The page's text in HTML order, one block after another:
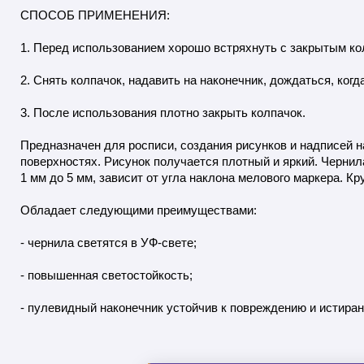
СПОСОБ ПРИМЕНЕНИЯ:
1. Перед использованием хорошо встряхнуть с закрытым
2. Снять колпачок, надавить на наконечник, дождаться,
3. После использования плотно закрыть колпачок.
Предназначен для росписи, создания рисунков и
поверхностях. Рисунок получается плотный и яркий.
1 мм до 5 мм, зависит от угла наклона мелового маркера.
Обладает следующими преимуществами:
- чернила светятся в УФ-свете;
- повышенная светостойкость;
- пулевидный наконечник устойчив к повреждению и